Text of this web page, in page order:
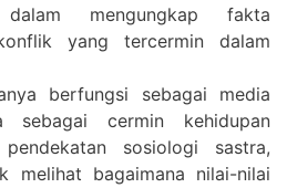
mengungkap fakta
yang tercermin dalam
berfungsi sebagai media
sebagai cermin kehidupan
sosiologi sastra,
melihat bagaimana nilai-nilai